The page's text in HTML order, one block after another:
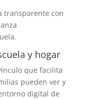
transparente con
y hogar
que facilita
pueden ver y
digital de